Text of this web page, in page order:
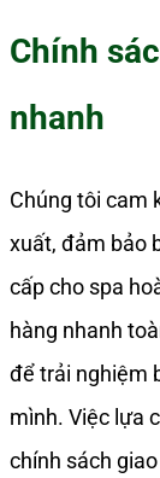
Chính
nhanh
Chúng tôi cam
xuất, đảm bảo
cấp cho spa
hàng nhanh
để trải nghiệm
mình. Việc lựa
chính sách